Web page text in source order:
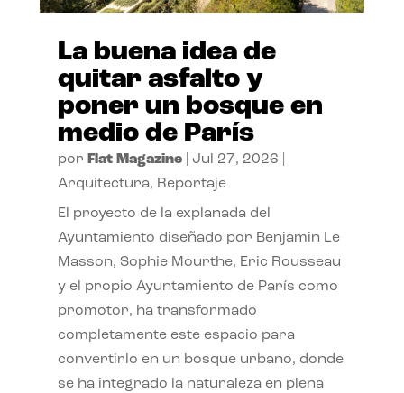
La buena idea de
quitar asfalto y
poner un bosque en
medio de París
por Flat Magazine| Jul 27, 2026
Arquitectura, Reportaje
El proyecto de la explanada del
Ayuntamiento diseñado por Benjamin Le
Masson, Sophie Mourthe, Eric Rousseau
y el propio Ayuntamiento de París como
promotor, ha transformado
completamente este espacio para
convertirlo en un bosque urbano, donde
se ha integrado la naturaleza en plena